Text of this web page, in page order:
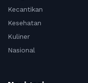
Kecantikan
Kesehatan
Kuliner
Nasional